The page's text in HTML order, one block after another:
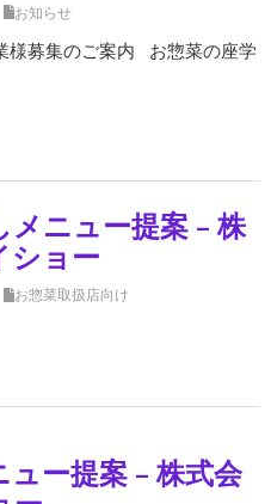
お知らせ
様募集のご案内 お惣菜の座学
メニュー提案 – 株
ショー
お惣菜取扱店向け
ュー提案 – 株式会